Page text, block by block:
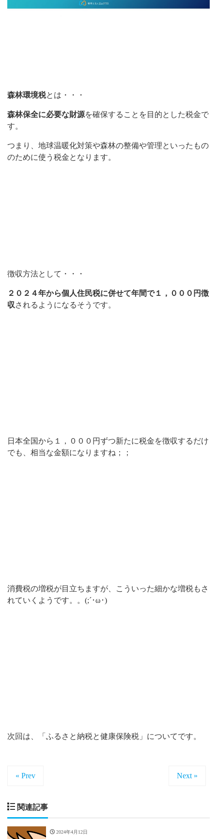
森林環境税とは・・・
森林保全に必要な財源を確保することを目的とした税金で
す。
つまり、地球温暖化対策や森林の整備や管理といったもの
のために使う税金となります。
徴収方法として・・・
２０２４年から個人住民税に併せて年間で１，０００円徴
収 されるようになるそうです。
日本全国から１，０００円ずつ新たに税金を徴収するだけ
でも、相当な金額になりますね；；
消費税の増税が目立ちますが、こういった細かな増税もさ
れていくようです。。(;´･ω･)
次回は、「ふるさと納税と健康保険税」についてです。
« Prev Next »
関連記事
2024年4月12日